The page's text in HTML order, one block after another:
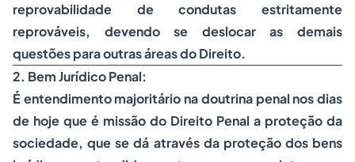
reprovabilidade de condutas estritamente
reprováveis, devendo se deslocar as demais
questões para outras áreas do Direito.
2. Bem Jurídico Penal:
É entendimento majoritário na doutrina penal nos dias
de hoje que é missão do Direito Penal a proteção da
sociedade, que se dá através da proteção dos bens